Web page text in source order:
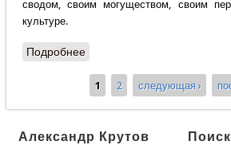
сводом, своим могуществом, своим
культуре.
Подробнеео Владимир Крупин -
Страницы
1 2 следующая ›
Александр Крутов Поиск